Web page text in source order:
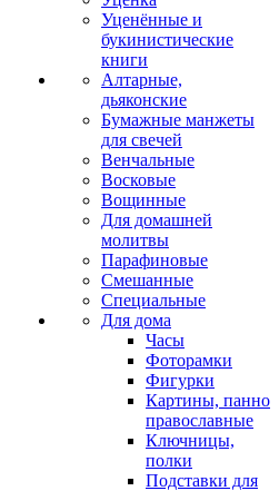
Уценённые и
букинистические
книги
Алтарные,
дьяконские
Бумажные манжеты
для свечей
Венчальные
Восковые
Вощинные
Для домашней
молитвы
Парафиновые
Смешанные
Специальные
Для дома
Часы
Фоторамки
Фигурки
Картины, панно
православные
Ключницы,
полки
Подставки для